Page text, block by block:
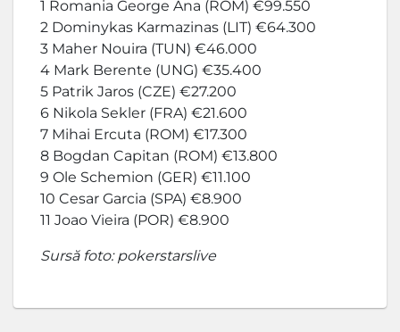
1 Romania George Ana (ROM) €99.550
2 Dominykas Karmazinas (LIT) €64.300
3 Maher Nouira (TUN) €46.000
4 Mark Berente (UNG) €35.400
5 Patrik Jaros (CZE) €27.200
6 Nikola Sekler (FRA) €21.600
7 Mihai Ercuta (ROM) €17.300
8 Bogdan Capitan (ROM) €13.800
9 Ole Schemion (GER) €11.100
10 Cesar Garcia (SPA) €8.900
11 Joao Vieira (POR) €8.900
Sursă foto: pokerstarslive